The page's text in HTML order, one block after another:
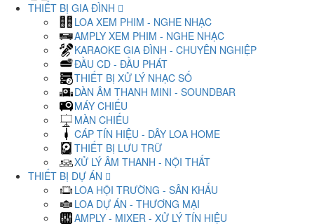
THIẾT BỊ GIA ĐÌNH
LOA XEM PHIM - NGHE NHẠC
AMPLY XEM PHIM - NGHE NHẠC
KARAOKE GIA ĐÌNH - CHUYÊN NGHIỆP
ĐẦU CD - ĐẦU PHÁT
THIẾT BỊ XỬ LÝ NHẠC SỐ
DÀN ÂM THANH MINI - SOUNDBAR
MÁY CHIẾU
MÀN CHIẾU
CÁP TÍN HIỆU - DÂY LOA HOME
THIẾT BỊ LƯU TRỮ
XỬ LÝ ÂM THANH - NỘI THẤT
THIẾT BỊ DỰ ÁN
LOA HỘI TRƯỜNG - SÂN KHẤU
LOA DỰ ÁN - THƯƠNG MẠI
AMPLY - MIXER - XỬ LÝ TÍN HIỆU